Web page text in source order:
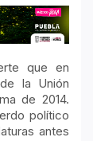
que en
la Unión
de 2014.
político
antes